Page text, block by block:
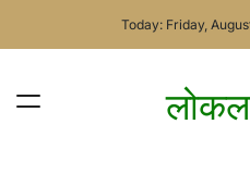
Today: Friday,
लोकल